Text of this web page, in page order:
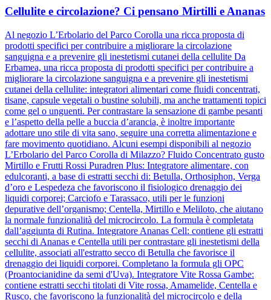
Cellulite e circolazione? Ci pensano Mirtilli e Ananas
Al negozio L’Erbolario del Parco Corolla una ricca proposta di
prodotti specifici per contribuire a migliorare la circolazione
sanguigna e a prevenire gli inestetismi cutanei della cellulite Da
Erbamea, una ricca proposta di prodotti specifici per contribuire a
migliorare la circolazione sanguigna e a prevenire gli inestetismi
cutanei della cellulite: integratori alimentari come fluidi concentrati,
tisane, capsule vegetali o bustine solubili, ma anche trattamenti topici
come gel o unguenti. Per contrastare la sensazione di gambe pesanti
e l’aspetto della pelle a buccia d’arancia, è inoltre importante
adottare uno stile di vita sano, seguire una corretta alimentazione e
fare movimento quotidiano. Alcuni esempi disponibili al negozio
L’Erbolario del Parco Corolla di Milazzo? Fluido Concentrato gusto
Mirtillo e Frutti Rossi Puradren Plus: Integratore alimentare, con
edulcoranti, a base di estratti secchi di: Betulla, Orthosiphon, Verga
d’oro e Lespedeza che favoriscono il fisiologico drenaggio dei
liquidi corporei; Carciofo e Tarassaco, utili per le funzioni
depurative dell’organismo; Centella, Mirtillo e Meliloto, che aiutano
la normale funzionalità del microcircolo. La formula è completata
dall’aggiunta di Rutina. Integratore Ananas Cell: contiene gli estratti
secchi di Ananas e Centella utili per contrastare gli inestetismi della
cellulite, associati all'estratto secco di Betulla che favorisce il
drenaggio dei liquidi corporei. Completano la formula gli OPC
(Proantocianidine da semi d'Uva). Integratore Vite Rossa Gambe:
contiene estratti secchi titolati di Vite rossa, Amamelide, Centella e
Rusco, che favoriscono la funzionalità del microcircolo e della